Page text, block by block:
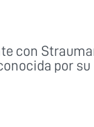
con
por